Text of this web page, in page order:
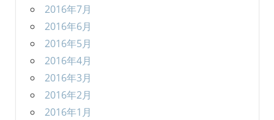
2016年7月
2016年6月
2016年5月
2016年4月
2016年3月
2016年2月
2016年1月